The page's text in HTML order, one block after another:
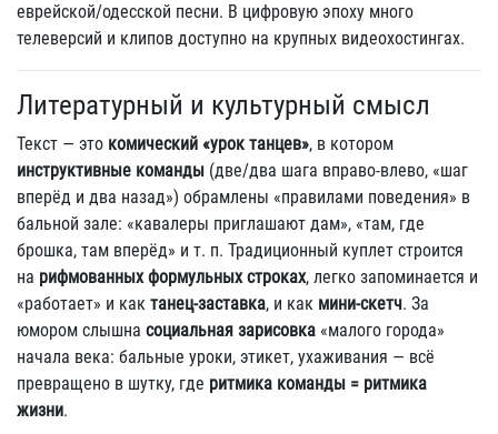
еврейской/одесской песни. В цифровую эпоху много
телеверсий и клипов доступно на крупных видеохостингах.
Литературный и культурный смысл
Текст — это комический «урок танцев», в котором
инструктивные команды (две/два шага вправо‑влево, «шаг
вперёд и два назад») обрамлены «правилами поведения» в
бальной зале: «кавалеры приглашают дам», «там, где
брошка, там вперёд» и т. п. Традиционный куплет строится
на рифмованных формульных строках, легко запоминается и
«работает» и как танец‑заставка, и как мини‑скетч. За
юмором слышна социальная зарисовка «малого города»
начала века: бальные уроки, этикет, ухаживания — всё
превращено в шутку, где ритмика команды = ритмика
жизни.